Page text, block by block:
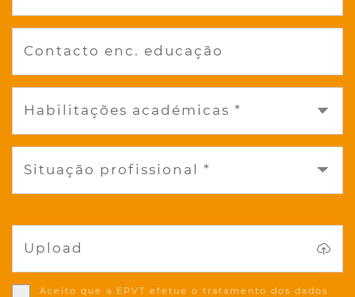
Contacto enc. educação
Habilitações académicas *
Situação profissional *
Upload
Aceito que a EPVT efetue o tratamento dos dados